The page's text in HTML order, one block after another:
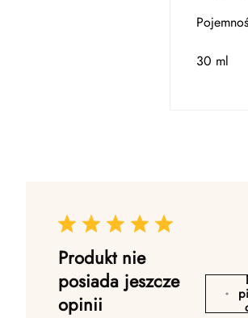
30 ml
Produkt nie
posiada jeszcze
opinii